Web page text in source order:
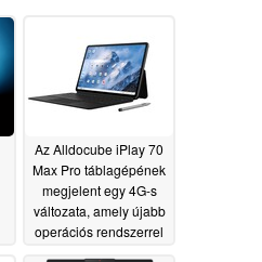
Az Alldocube iPlay 70
Max Pro táblagépének
megjelent egy 4G-s
változata, amely újabb
operációs rendszerrel